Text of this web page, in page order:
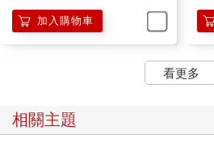
加入購物車
看更多
相關主題